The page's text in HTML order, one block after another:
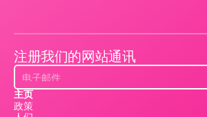
注册我们的网站通讯
主页
政策